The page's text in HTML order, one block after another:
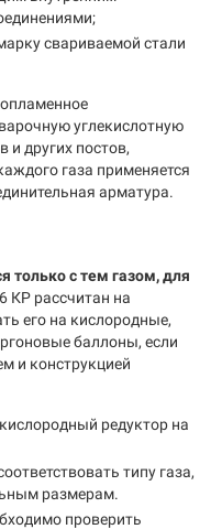
свариваемой стали
углекислотную
и других постов,
газа применяется
арматура.
только с тем газом, для
КР рассчитан на
его на кислородные,
баллоны, если
и конструкцией
редуктор на
типу газа,
размерам.
проверить